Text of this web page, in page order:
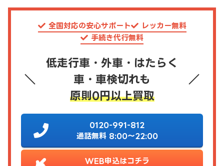
全国対応の安心サポート
レッカー無料
手続き代行無料
低走行車・外車・はたらく
車・車検切れも
原則0円以上買取
0120-991-812
通話無料 8:00～22:00
WEB申込はコチラ